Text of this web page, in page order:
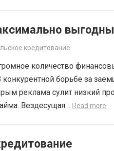
кредитование
количество
борьбе за
реклама сулит низкий
Вездесущая… Read more